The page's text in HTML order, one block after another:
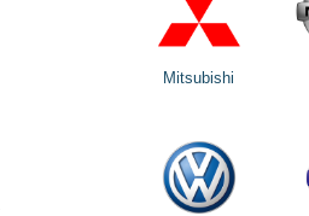
Mitsubishi